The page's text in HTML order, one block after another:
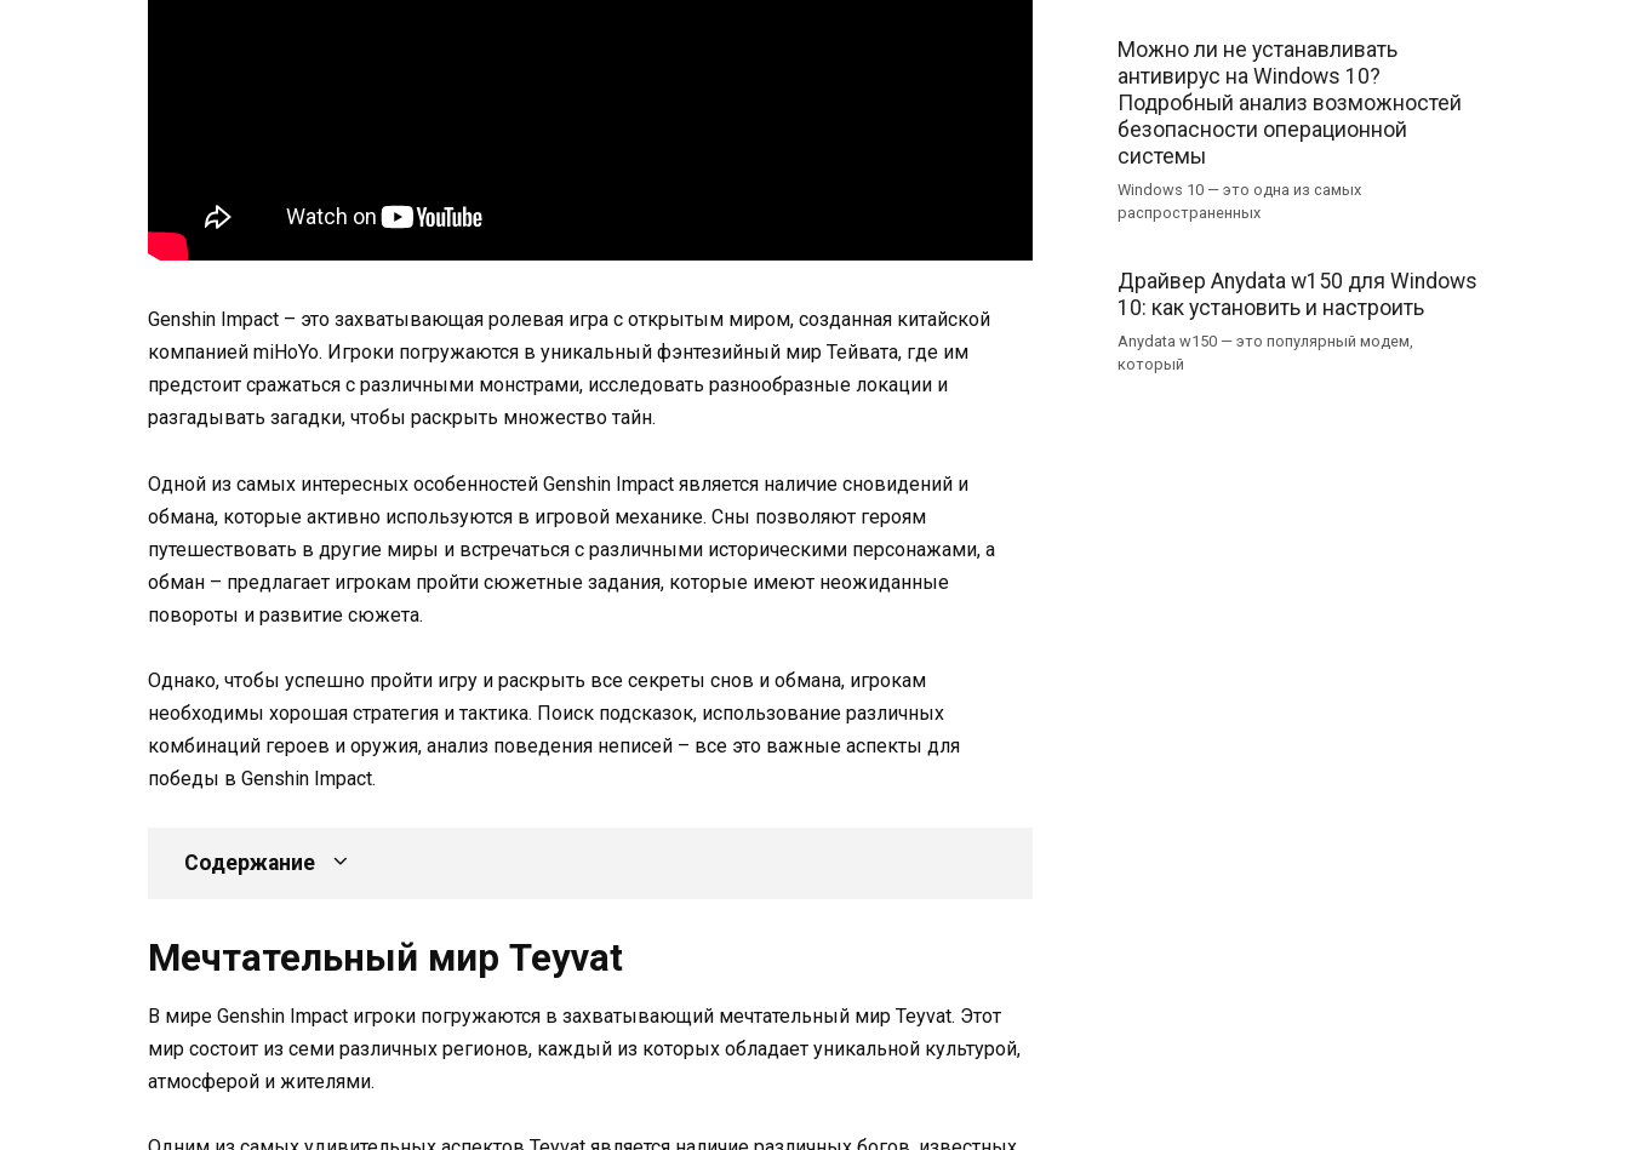
Genshin Impact – это захватывающая ролевая игра с открытым миром, созданная китайской
компанией miHoYo. Игроки погружаются в уникальный фэнтезийный мир Тейвата, где им
предстоит сражаться с различными монстрами, исследовать разнообразные локации и
разгадывать загадки, чтобы раскрыть множество тайн.
Одной из самых интересных особенностей Genshin Impact является наличие сновидений и
обмана, которые активно используются в игровой механике. Сны позволяют героям
путешествовать в другие миры и встречаться с различными историческими персонажами, а
обман – предлагает игрокам пройти сюжетные задания, которые имеют неожиданные
повороты и развитие сюжета.
Однако, чтобы успешно пройти игру и раскрыть все секреты снов и обмана, игрокам
необходимы хорошая стратегия и тактика. Поиск подсказок, использование различных
комбинаций героев и оружия, анализ поведения неписей – все это важные аспекты для
победы в Genshin Impact.
Содержание
Мечтательный мир Teyvat
В мире Genshin Impact игроки погружаются в захватывающий мечтательный мир Teyvat. Этот
мир состоит из семи различных регионов, каждый из которых обладает уникальной культурой,
атмосферой и жителями.
Можно ли не устанавливать
антивирус на Windows 10?
Подробный анализ возможностей
безопасности операционной
системы
Windows 10 — это одна из самых
распространенных
Драйвер Anydata w150 для Windows
10: как установить и настроить
Anydata w150 — это популярный модем,
который